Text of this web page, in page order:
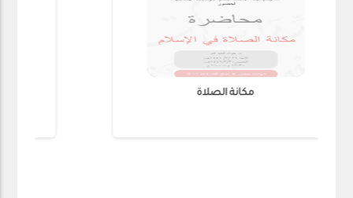
مكانة الصلاة